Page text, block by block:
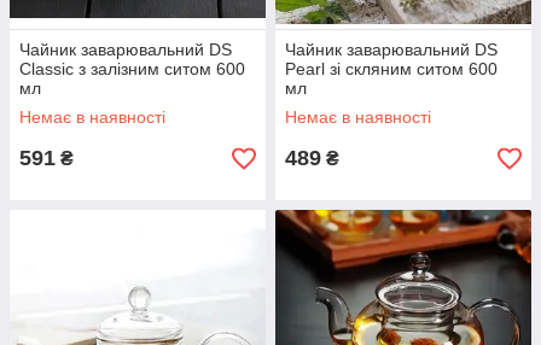
Чайник заварювальний DS
Classic з залізним ситом 600
мл
Немає в наявності
591 ₴
Чайник заварювальний DS
Pearl зі скляним ситом 600
мл
Немає в наявності
489 ₴